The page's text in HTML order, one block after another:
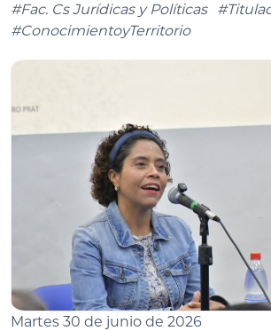
#Fac. Cs Jurídicas y Políticas
#ConocimientoyTerritorio
Martes 30 de junio de 2026